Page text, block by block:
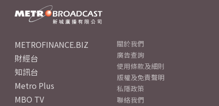
METROFINANCE.BIZ
財經台
知訊台
Metro Plus
MBO TV
關於我們
廣告查詢
使用條款及細則
版權及免責聲明
私隱政策
聯絡我們